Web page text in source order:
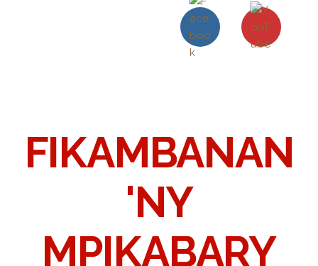
FIKAMBANAN
'NY
MPIKABARY